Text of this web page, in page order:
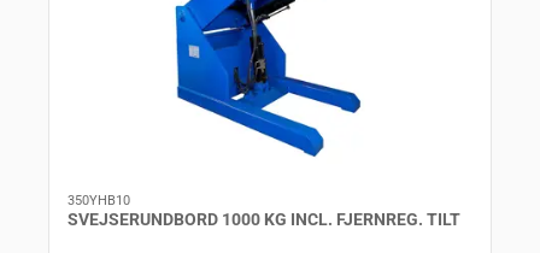
350YHB10
SVEJSERUNDBORD 1000 KG INCL. FJERNREG. TILT